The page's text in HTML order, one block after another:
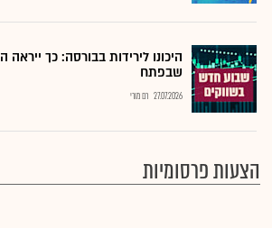
היכונו לירידות בבורסה: כך
שבפתח
27.07.2026 רם מורי
הצעות פרסומיות